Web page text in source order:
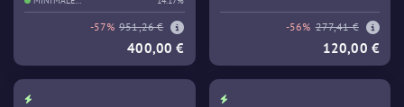
GEBRAUCHSSPUREN
-57% 951,26 €
400,00 €
-56% 277,41 €
120,00 €